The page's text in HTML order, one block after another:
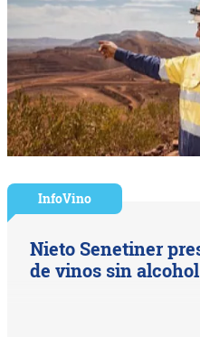
InfoVino
Nieto Senetiner
de vinos sin